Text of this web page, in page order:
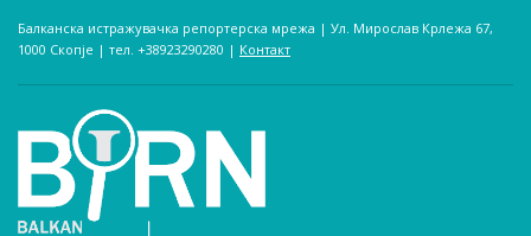
Балканска истражувачка репортерска мрежа | Ул. Мирослав Крлежа 67,
1000 Скопје | тел. +38923290280­ | Контакт